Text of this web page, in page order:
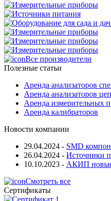
Все производители
Полезные статьи
Аренда анализаторов
Аренда анализаторов
Аренда измерительных
Аренда калибраторов
Новости компании
29.04.2024 - SMD
26.04.2024 - Источники
10.10.2023 - АКИП новые
Смотреть все
Сертификаты